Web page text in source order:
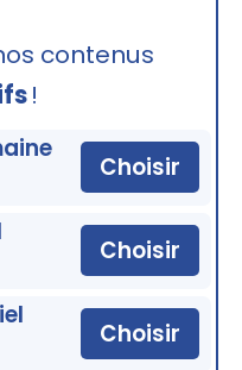
contenus
!
Choisir
Choisir
Choisir